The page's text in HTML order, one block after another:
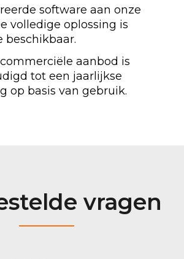
software aan onze
volledige oplossing is
beschikbaar.
commerciële aanbod is
tot een jaarlijkse
op basis van gebruik.
vragen
__________